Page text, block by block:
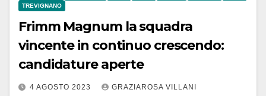
TREVIGNANO
Frimm Magnum la squadra
vincente in continuo crescendo:
candidature aperte
4 AGOSTO 2023 GRAZIAROSA VILLANI